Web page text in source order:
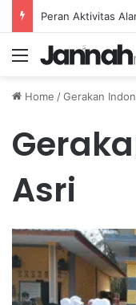
Menu
Home /Gerakan
Asri